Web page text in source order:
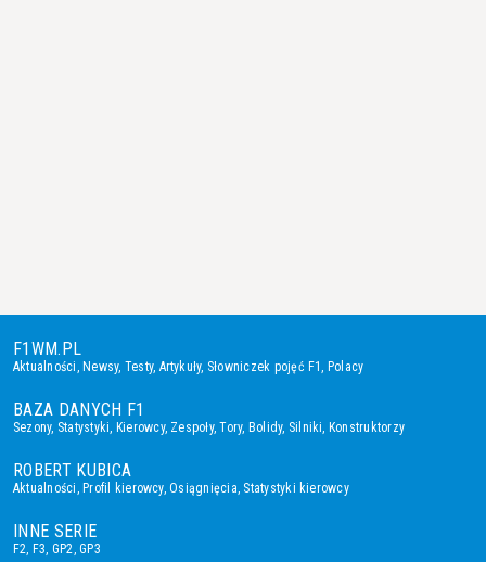
F1WM.PL
Aktualności, Newsy, Testy, Artykuły, Słowniczek pojęć F1, Polacy
BAZA DANYCH F1
Sezony, Statystyki, Kierowcy, Zespoły,Tory, Bolidy, Silniki, Konstruktorzy
ROBERT KUBICA
Aktualności, Profil kierowcy,Osiągnięcia, Statystyki kierowcy
INNE SERIE
F2, F3, GP2,GP3